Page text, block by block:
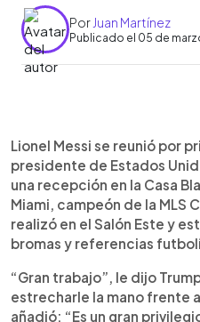
Por Juan Martínez
Publicado el 05 de
► Escuchar artículo
Lionel Messi se reunió
con el presidente de
Trump, durante una
plantel del Inter Miami,
2025. El mandatario
compartió anécdotas
hijo por el futbolista. El
contexto internacional
Oriente Medio y previo a
Washington. La visita
Lionel Messi se reunió por
presidente de Estados
una recepción en la Casa
Miami, campeón de la MLS
realizó en el Salón Este y
bromas y referencias
“Gran trabajo”, le dijo
estrecharle la mano frente
añadió: “Es un gran